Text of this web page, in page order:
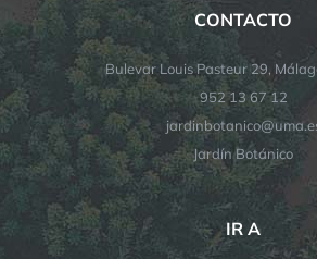
CONTACTO
Bulevar Louis Pasteur 29,
952 13 67 12
Jardín Botánico
IR A